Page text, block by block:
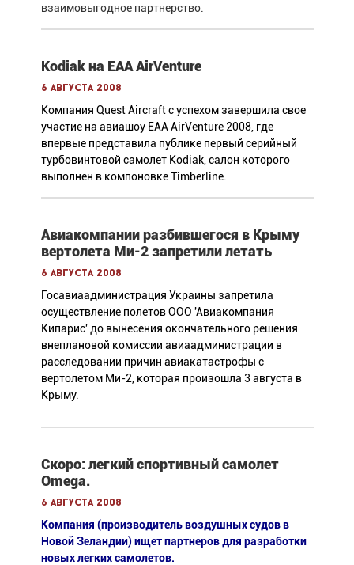
взаимовыгодное партнерство.
Kodiak на EAA AirVenture
6 августа 2008
Компания Quest Aircraft с успехом завершила свое
участие на авиашоу EAA AirVenture 2008, где
впервые представила публике первый серийный
турбовинтовой самолет Kodiak, салон которого
выполнен в компоновке Timberline.
Авиакомпании разбившегося в Крыму
вертолета Ми-2 запретили летать
6 августа 2008
Госавиаадминистрация Украины запретила
осуществление полетов ООО 'Авиакомпания
Кипарис' до вынесения окончательного решения
внеплановой комиссии авиаадминистрации в
расследовании причин авиакатастрофы с
вертолетом Ми-2, которая произошла 3 августа в
Крыму.
Скоро: легкий спортивный самолет
Omega.
6 августа 2008
Компания (производитель воздушных судов в
Новой Зеландии) ищет партнеров для разработки
новых легких самолетов.